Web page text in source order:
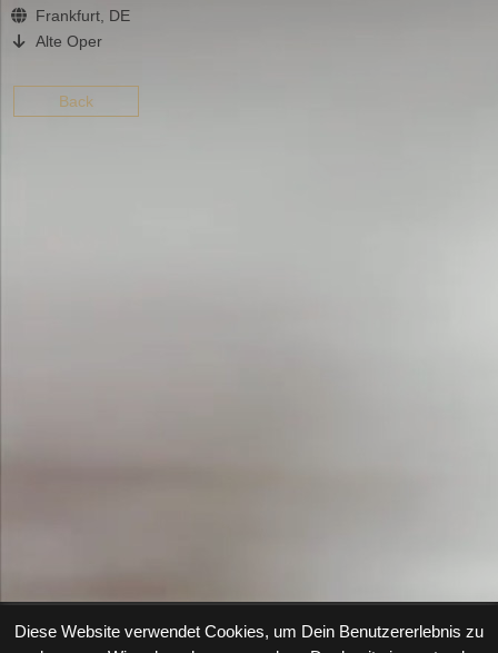
Frankfurt, DE
Alte Oper
Back
Diese Website verwendet Cookies, um Dein Benutzererlebnis zu